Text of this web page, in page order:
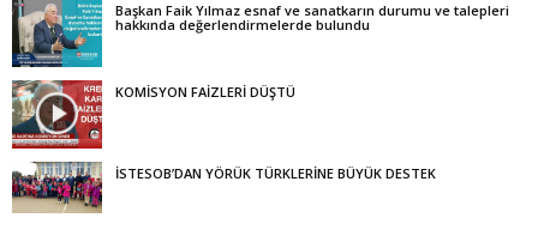
Başkan Faik Yılmaz esnaf ve sanatkarın durumu ve talepleri
hakkında değerlendirmelerde bulundu
KOMİSYON FAİZLERİ DÜŞTÜ
İSTESOB’DAN YÖRÜK TÜRKLERİNE BÜYÜK DESTEK